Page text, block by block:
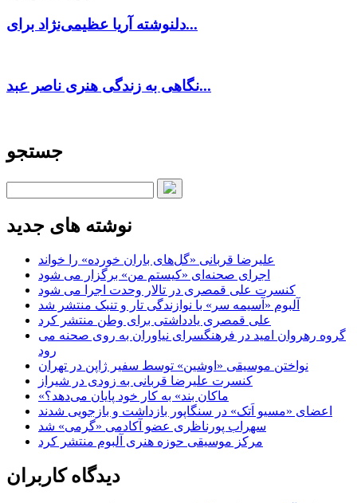
دلنوشته آریا عظیمی‌نژاد برای...
نگاهی به زندگی هنری ناصر عبد...
جستجو
نوشته های جدید
علیرضا قربانی «گل‌های باران خورده» را خواند
اجرای صحنه‌ای «کیستم من» برگزار می شود
کنسرت علی قمصری در تالار وحدت اجرا می شود
آلبوم «آسیمه سر» با نوازندگی تار و تنبک منتشر شد
علی قمصری یادداشتی برای وطن منتشر کرد
گروه رهروان امید در فرهنگسرای نیاوران به روی صحنه می
رود
نواختن موسیقی «اوشین» توسط سفیر ژاپن در تهران
کنسرت علیرضا قربانی به زودی در شیراز
«ماکان بند» به کار خود پایان می‌دهد؟
اعضای «مسیو اَتک» در سنگاپور بازداشت و بازجویی شدند
سهراب پورناظری عضو آکادمی «گرمی» شد
مرکز موسیقی حوزه هنری آلبوم منتشر کرد
دیدگاه کاربران